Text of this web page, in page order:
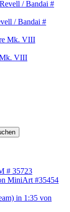
/ Bandai #
Mk. VIII
# 35723
MiniArt #35454
in 1:35 von